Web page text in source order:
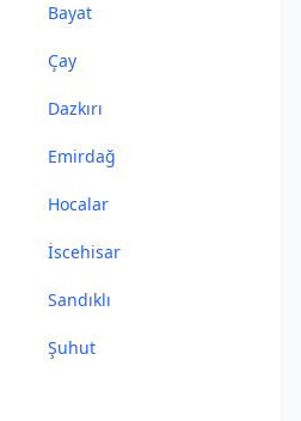
Bayat
Çay
Dazkırı
Emirdağ
Hocalar
İscehisar
Sandıklı
Şuhut